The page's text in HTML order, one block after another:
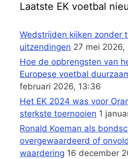
Laatste EK voetbal
Wedstrijden kijken zonder
uitzendingen 27 mei 2026,
Hoe de opbrengsten van
Europese voetbal
februari 2026, 13:36
Het EK 2024 was voor
sterkste toernooien 1
Ronald Koeman als
overgewaardeerd of
waardering 16 december